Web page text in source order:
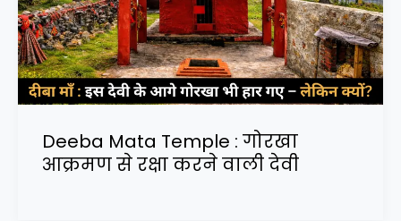
Deeba Mata Temple : गोरखा
आक्रमण से रक्षा करने वाली देवी